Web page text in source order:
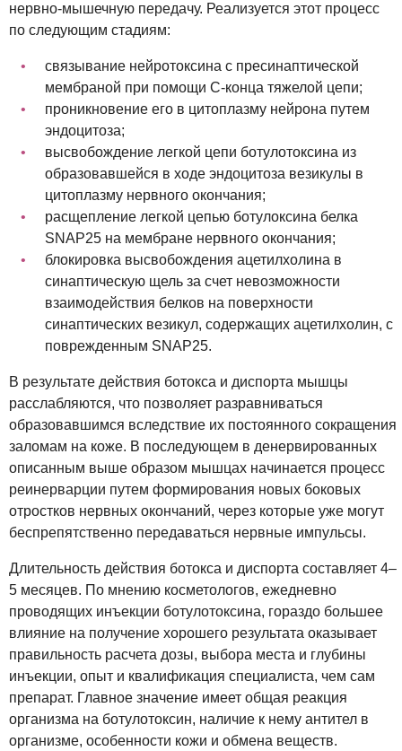
нервно-мышечную передачу. Реализуется этот процесс
по следующим стадиям:
связывание нейротоксина с пресинаптической
мембраной при помощи С-конца тяжелой цепи;
проникновение его в цитоплазму нейрона путем
эндоцитоза;
высвобождение легкой цепи ботулотоксина из
образовавшейся в ходе эндоцитоза везикулы в
цитоплазму нервного окончания;
расщепление легкой цепью ботулоксина белка
SNAP25 на мембране нервного окончания;
блокировка высвобождения ацетилхолина в
синаптическую щель за счет невозможности
взаимодействия белков на поверхности
синаптических везикул, содержащих ацетилхолин, с
поврежденным SNAP25.
В результате действия ботокса и диспорта мышцы
расслабляются, что позволяет разравниваться
образовавшимся вследствие их постоянного сокращения
заломам на коже. В последующем в денервированных
описанным выше образом мышцах начинается процесс
реинерварции путем формирования новых боковых
отростков нервных окончаний, через которые уже могут
беспрепятственно передаваться нервные импульсы.
Длительность действия ботокса и диспорта составляет 4–
5 месяцев. По мнению косметологов, ежедневно
проводящих инъекции ботулотоксина, гораздо большее
влияние на получение хорошего результата оказывает
правильность расчета дозы, выбора места и глубины
инъекции, опыт и квалификация специалиста, чем сам
препарат. Главное значение имеет общая реакция
организма на ботулотоксин, наличие к нему антител в
организме, особенности кожи и обмена веществ.